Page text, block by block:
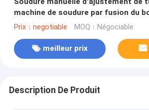
machine de soudure par fusion du
Electrofusion
Prix：negotiable MOQ：Négociable
meilleur prix
Description De Produit